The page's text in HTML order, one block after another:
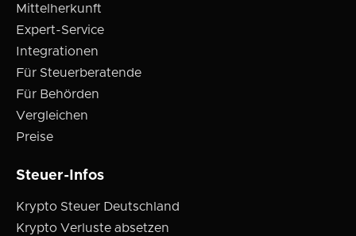
Mittelherkunft
Expert-Service
Integrationen
Für Steuerberatende
Für Behörden
Vergleichen
Preise
Steuer-Infos
Krypto Steuer Deutschland
Krypto Verluste absetzen